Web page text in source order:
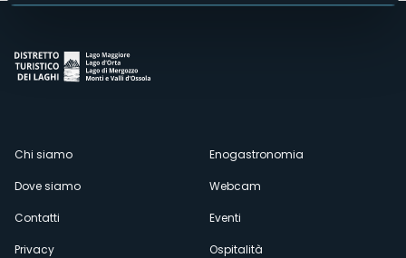
Menù
secondario
Chi siamo
Dove siamo
Contatti
Privacy
Enogastronomia
Webcam
Eventi
Ospitalità